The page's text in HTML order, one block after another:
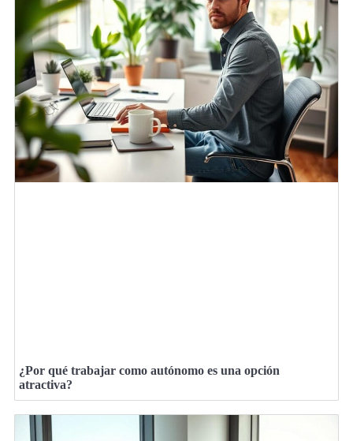
¿Por qué trabajar como autónomo es una opción
atractiva?